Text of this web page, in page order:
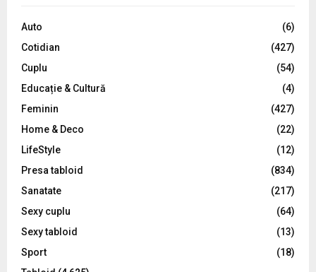
o
:
C
Auto
(6)
Cotidian
(427)
Cuplu
(54)
Educație & Cultură
(4)
Feminin
(427)
Home & Deco
(22)
LifeStyle
(12)
Presa tabloid
(834)
Sanatate
(217)
Sexy cuplu
(64)
Sexy tabloid
(13)
Sport
(18)